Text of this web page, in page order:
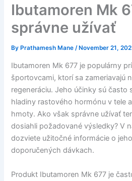
Ibutamoren Mk
správne užívať
ByPrathamesh Mane/November 21,
Ibutamoren Mk 677 je populárny
športovcami, ktorí sa zameriavajú
regeneráciu. Jeho účinky sú často
hladiny rastového hormónu v tele
hmoty. Ako však správne užívať
dosiahli požadované výsledky? V
dozviete užitočné informácie o
doporučených dávkach.
Produkt Ibutamoren Mk 677 je